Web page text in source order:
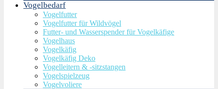
Vogelbedarf
Vogelfutter
Vogelfutter für Wildvögel
Futter- und Wasserspender für Vogelkäfige
Vogelhaus
Vogelkäfig
Vogelkäfig Deko
Vogelleitern & -sitzstangen
Vogelspielzeug
Vogelvoliere